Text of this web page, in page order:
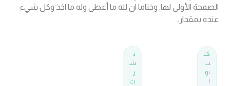
الصفحة الأولى لها. وختاما ان لله ما أعطى وله ما اخذ وكل شيء
عنده بمقدار.
كت
ب
بو
ن
ش
ر
ت